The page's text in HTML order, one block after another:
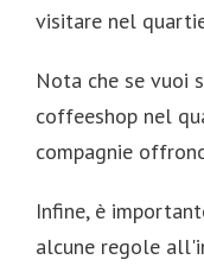
visitare nel
Nota che se vuoi
coffeeshop nel
compagnie
Infine, è
alcune regole